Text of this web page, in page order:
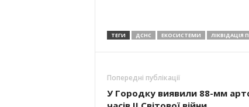
ТЕГИ ДСНС ЕКОСИСТЕМИ ЛІКВІДАЦІЯ
Попередні публікації
У Городку виявили 88-мм